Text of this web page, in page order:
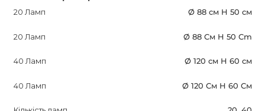
20 Ламп Ø 88 см H 50 см
20 Ламп Ø 88 См H 50 Сm
40 Ламп Ø 120 см H 60 см
40 Ламп Ø 120 См H 60 См